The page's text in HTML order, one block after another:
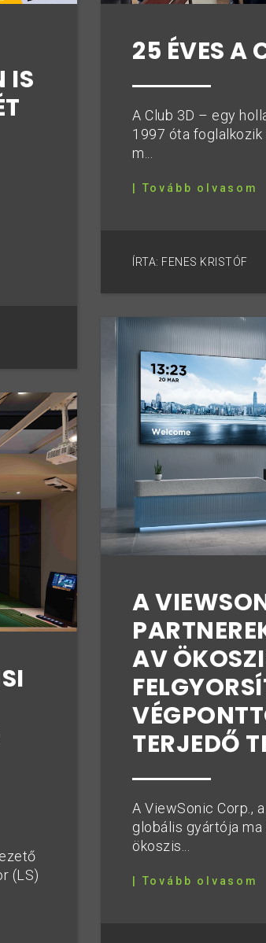
IS
(LS)
25 ÉVES A
A Club 3D – egy
1997 óta
m...
| Tovább olvasom
ÍRTA: FENES KRISTÓF
A
AV
TERJEDŐ
A ViewSonic Corp.,
globális gyártója
ökoszis...
| Tovább olvasom